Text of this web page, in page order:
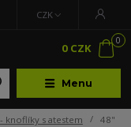
Menu
CZK
0
0 CZK
knoflíky s atestem 48"